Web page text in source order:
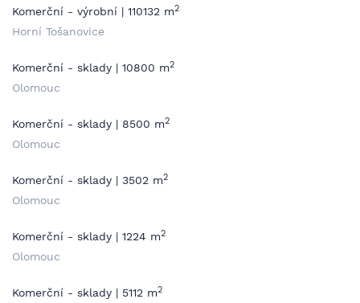
Komerční - výrobní | 110132 m2
Horní Tošanovice
Komerční - sklady | 10800 m2
Olomouc
Komerční - sklady | 8500 m2
Olomouc
Komerční - sklady | 3502 m2
Olomouc
Komerční - sklady | 1224 m2
Olomouc
Komerční - sklady | 5112 m2